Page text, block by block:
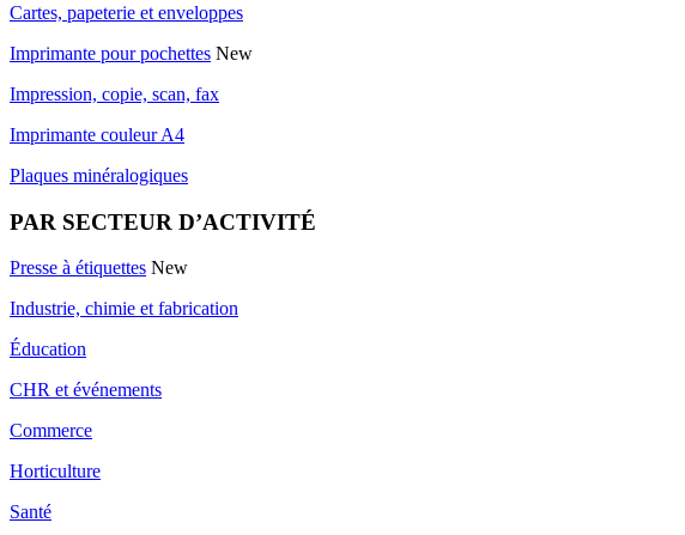
Cartes, papeterie et enveloppes
Imprimante pour pochettes New
Impression, copie, scan, fax
Imprimante couleur A4
Plaques minéralogiques
PAR SECTEUR D’ACTIVITÉ
Presse à étiquettes New
Industrie, chimie et fabrication
Éducation
CHR et événements
Commerce
Horticulture
Santé